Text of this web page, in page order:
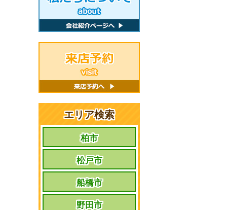
エリア検索
柏市
松戸市
船橋市
野田市